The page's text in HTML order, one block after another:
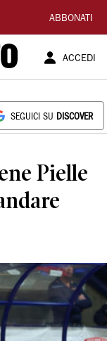
ABBONATI
ACCEDI
SEGUICI SU DISCOVER
Pielle